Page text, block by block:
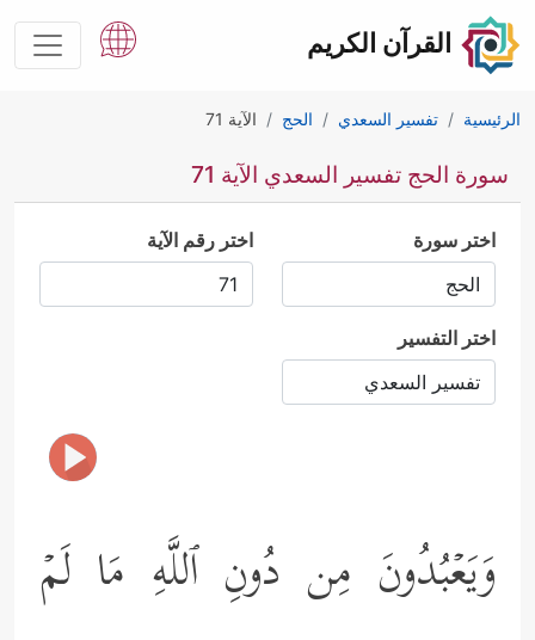
القرآن الكريم
الرئيسية تفسير السعدي الحج الآية 71
سورة الحج تفسير السعدي الآية 71
اختر سورة اختر رقم الآية
اختر التفسير
وَیَعۡبُدُونَ مِن دُونِ ٱللَّهِ مَا لَمۡ